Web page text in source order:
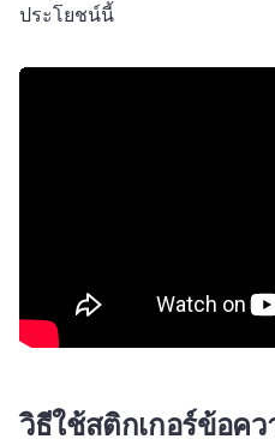
ประโยชน์นี้
วิธีใช้สติกเกอร์ข้อค